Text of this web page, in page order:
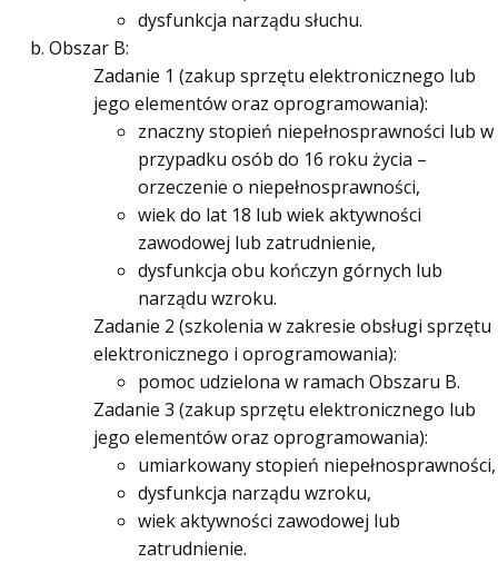
dysfunkcja narządu słuchu.
Obszar B:
Zadanie 1 (zakup sprzętu elektronicznego lub
jego elementów oraz oprogramowania):
znaczny stopień niepełnosprawności lub w
przypadku osób do 16 roku życia –
orzeczenie o niepełnosprawności,
wiek do lat 18 lub wiek aktywności
zawodowej lub zatrudnienie,
dysfunkcja obu kończyn górnych lub
narządu wzroku.
Zadanie 2 (szkolenia w zakresie obsługi sprzętu
elektronicznego i oprogramowania):
pomoc udzielona w ramach Obszaru B.
Zadanie 3 (zakup sprzętu elektronicznego lub
jego elementów oraz oprogramowania):
umiarkowany stopień niepełnosprawności,
dysfunkcja narządu wzroku,
wiek aktywności zawodowej lub
zatrudnienie.